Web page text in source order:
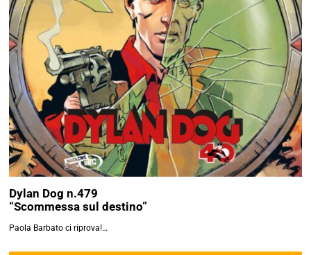
Dylan Dog n.479
“Scommessa sul destino”
Paola Barbato ci riprova!…